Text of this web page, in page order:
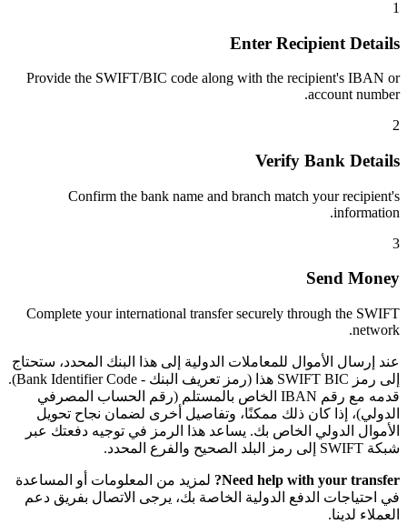
1
Enter Recipient Details
Provide the SWIFT/BIC code along with the recipient's IBAN or
account number.
2
Verify Bank Details
Confirm the bank name and branch match your recipient's
information.
3
Send Money
Complete your international transfer securely through the SWIFT
network.
عند إرسال الأموال للمعاملات الدولية إلى هذا البنك المحدد، ستحتاج
إلى رمز SWIFT BIC هذا (رمز تعريف البنك - Bank Identifier Code).
قدمه مع رقم IBAN الخاص بالمستلم (رقم الحساب المصرفي
الدولي)، إذا كان ذلك ممكنًا، وتفاصيل أخرى لضمان نجاح تحويل
الأموال الدولي الخاص بك. يساعد هذا الرمز في توجيه دفعتك عبر
شبكة SWIFT إلى رمز البلد الصحيح والفرع المحدد.
Need help with your transfer?
لمزيد من المعلومات أو المساعدة
في احتياجات الدفع الدولية الخاصة بك، يرجى الاتصال بفريق دعم
العملاء لدينا.